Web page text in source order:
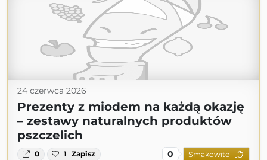
24 czerwca 2026
Prezenty z miodem na każdą okazję
– zestawy naturalnych produktów
pszczelich
0 1 Zapisz 0 Smakowite